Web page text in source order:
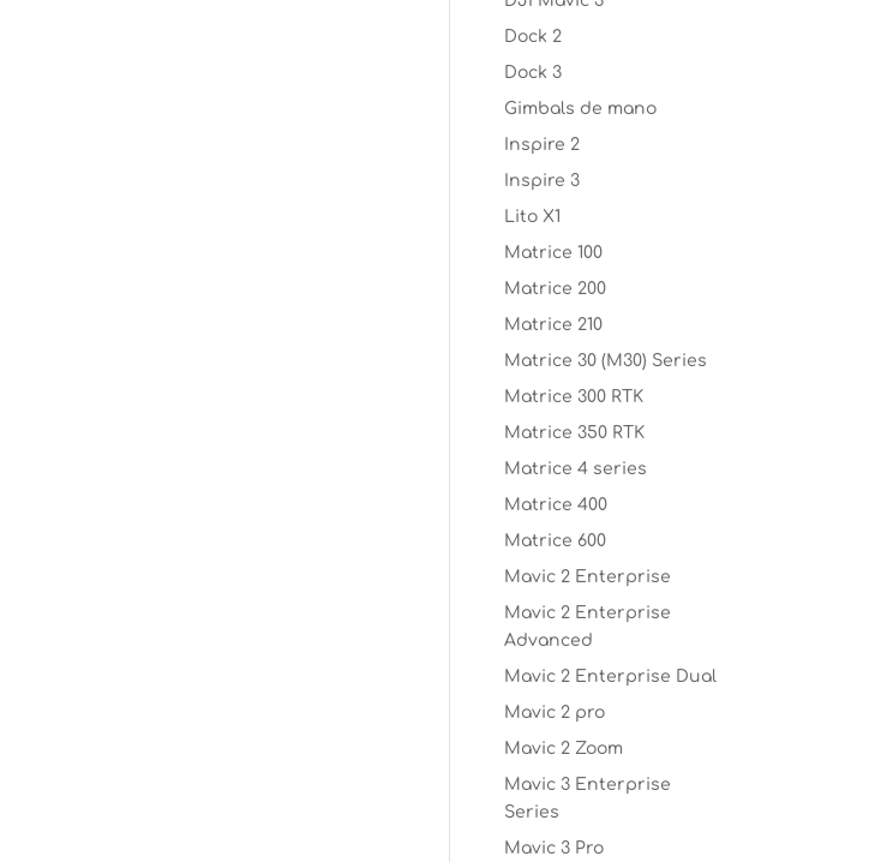
Dock 2
Dock 3
Gimbals de mano
Inspire 2
Inspire 3
Lito X1
Matrice 100
Matrice 200
Matrice 210
Matrice 30 (M30) Series
Matrice 300 RTK
Matrice 350 RTK
Matrice 4 series
Matrice 400
Matrice 600
Mavic 2 Enterprise
Mavic 2 Enterprise
Advanced
Mavic 2 Enterprise Dual
Mavic 2 pro
Mavic 2 Zoom
Mavic 3 Enterprise
Series
Mavic 3 Pro